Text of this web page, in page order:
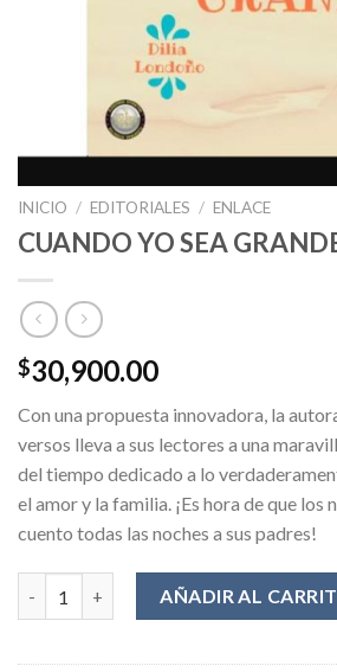
INICIO / EDITORIALES / ENLACE
CUANDO YO SEA
$30,900.00
Con una propuesta innovadora, la
versos lleva a sus lectores a una
del tiempo dedicado a lo
el amor y la familia. ¡Es hora de que los
cuento todas las noches a sus padres!
CUANDO YO SEA GRANDE cantidad
AÑADIR AL